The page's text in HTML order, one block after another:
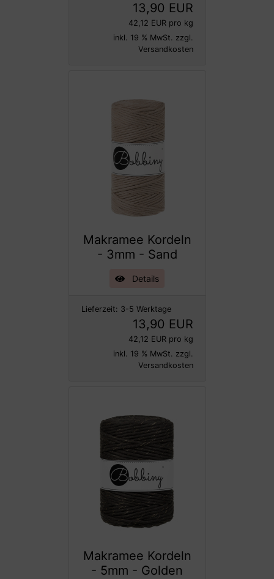
13,90 EUR
42,12 EUR pro kg
inkl. 19 % MwSt. zzgl.
Versandkosten
Makramee Kordeln
- 3mm - Sand
Details
Lieferzeit: 3-5 Werktage
13,90 EUR
42,12 EUR pro kg
inkl. 19 % MwSt. zzgl.
Versandkosten
Makramee Kordeln
- 5mm - Golden